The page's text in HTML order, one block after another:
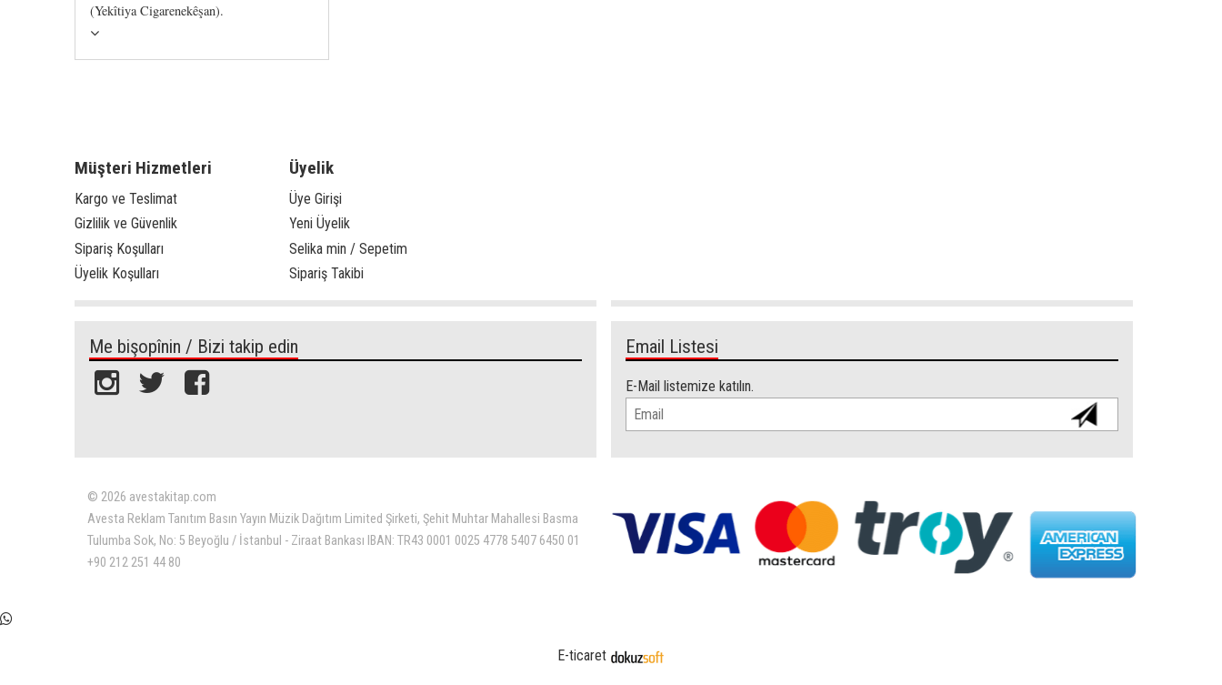
(Yekîtiya Cigarenekêşan).
Müşteri Hizmetleri
Kargo ve Teslimat
Gizlilik ve Güvenlik
Sipariş Koşulları
Üyelik Koşulları
Üyelik
Üye Girişi
Yeni Üyelik
Selika min / Sepetim
Sipariş Takibi
Me bişopînin / Bizi takip edin Email Listesi
E-Mail listemize katılın.
© 2026 avestakitap.com
Avesta Reklam Tanıtım Basın Yayın Müzik Dağıtım Limited Şirketi, Şehit Muhtar Mahallesi Basma
Tulumba Sok, No: 5 Beyoğlu / İstanbul - Ziraat Bankası IBAN: TR43 0001 0025 4778 5407 6450 01
+90 212 251 44 80
E-ticaret